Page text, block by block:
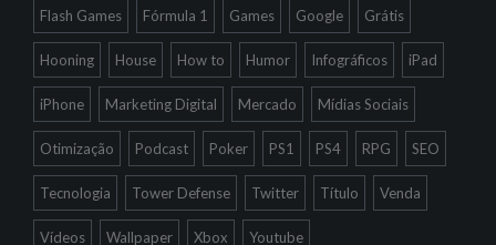
Flash Games Fórmula 1 Games Google Grátis
Hooning House How to Humor Infográficos iPad
iPhone Marketing Digital Mercado Mídias Sociais
Otimização Podcast Poker PS1 PS4 RPG SEO
Tecnologia Tower Defense Twitter Título Venda
Vídeos Wallpaper Xbox Youtube